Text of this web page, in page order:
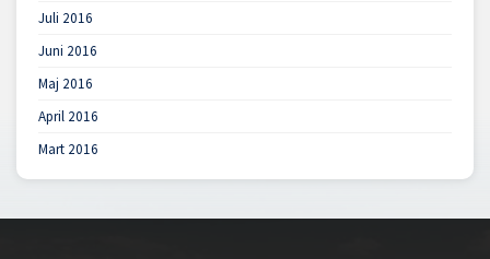
Juli 2016
Juni 2016
Maj 2016
April 2016
Mart 2016